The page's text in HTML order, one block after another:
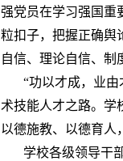
强党员在学习强国重
粒扣子，把握正确舆
自信、理论自信、制
“功以才成，业
术技能人才之路。学
以德施教、以德育人
学校各级领导干